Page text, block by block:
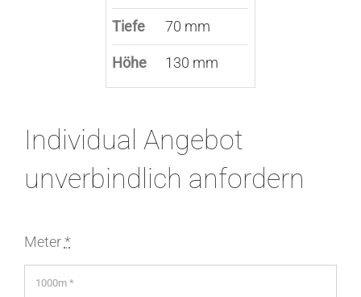
Tiefe 70 mm
Höhe 130 mm
Individual Angebot
unverbindlich anfordern
Meter*